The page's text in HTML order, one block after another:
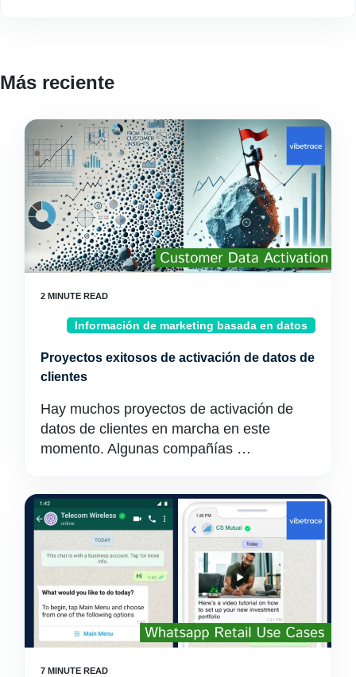
Más reciente
Información de marketing basada en datos
Proyectos exitosos de activación de datos de
clientes
Hay muchos proyectos de activación de
datos de clientes en marcha en este
momento. Algunas compañías …